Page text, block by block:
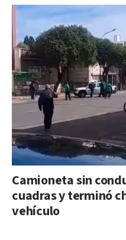
Camioneta sin
cuadras y terminó
vehículo